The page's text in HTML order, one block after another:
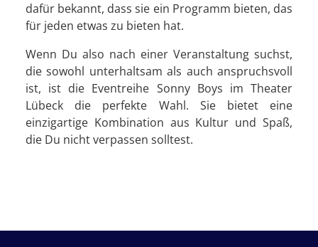
dafür bekannt, dass sie ein Programm bieten, das
für jeden etwas zu bieten hat.
Wenn Du also nach einer Veranstaltung suchst,
die sowohl unterhaltsam als auch anspruchsvoll
ist, ist die Eventreihe Sonny Boys im Theater
Lübeck die perfekte Wahl. Sie bietet eine
einzigartige Kombination aus Kultur und Spaß,
die Du nicht verpassen solltest.